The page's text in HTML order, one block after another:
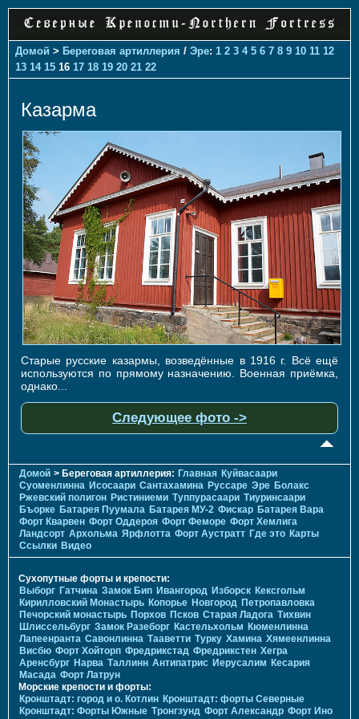
Домой > Береговая артиллерия / Эре: 1 2 3 4 5 6 7 8 9 10 11 12
13 14 15 16 17 18 19 20 21 22
Казарма
Старые русские казармы, возведённые в 1916 г. Всё ещё
используются по прямому назначению. Военная приёмка,
однако...
Следующее фото ->
Домой > Береговая артиллерия: Главная Куйвасаари
Суоменлиннa Исосаари Сантахамина Руссаре Эре Болакс
Ржевский полигон Ристиниеми Туппурасаари Тиуринсаари
Бъорке Батарея Пуумала Батарея МУ-2 Фискар Батарея Вара
Форт Кварвен Форт Оддероя Форт Феморе Форт Хемлига
Ландсорт Архольма Ярфлотта Форт Аустратт Где это Карты
Ссылки Видео
Сухопутные форты и крепости:
Выборг Гатчина Замок Бип Ивангород Изборск Кексгольм
Кирилловский Монастырь Копорье Новгород Петропавловка
Печорcкий монастырь Порхов Псков Старая Ладога Тихвин
Шлиссельбург Замок Разеборг Кастельхольм Кюменлинна
Лапеенранта Савонлинна Тааветти Турку Хамина Хямеенлинна
Висбю Форт Хойторп Фредрикстад Фредрикстен Хегра
Аренсбург Нарва Таллинн Антипатрис Иерусалим Кесария
Масада Форт Латрун
Морские крепости и форты:
Кронштадт: город и о. Котлин Кронштадт: форты Северные
Кронштадт: Форты Южные Тронгзунд Форт Александр Форт Ино